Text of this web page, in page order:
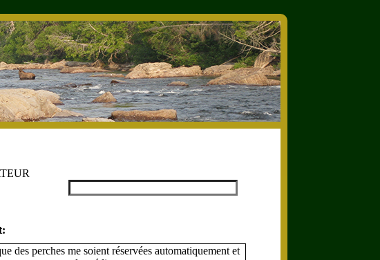
des perches me soient réservées automatiquement et